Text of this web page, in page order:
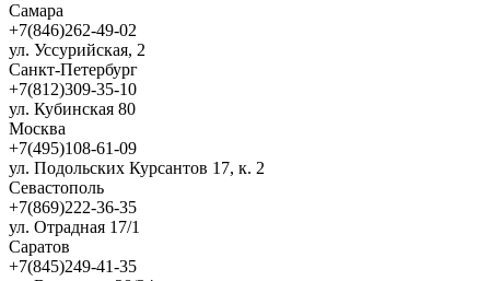
Самара
+7(846)262-49-02
ул. Уссурийская, 2
Санкт-Петербург
+7(812)309-35-10
ул. Кубинская 80
Москва
+7(495)108-61-09
ул. Подольских Курсантов 17, к. 2
Севастополь
+7(869)222-36-35
ул. Отрадная 17/1
Саратов
+7(845)249-41-35